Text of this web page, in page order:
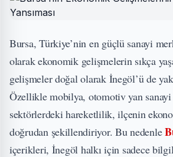
Bursa, Türkiye’nin en güçlü sanayi
olarak ekonomik gelişmelerin sıkça
gelişmeler doğal olarak İnegöl’ü de
Özellikle mobilya, otomotiv yan
sektörlerdeki hareketlilik, ilçenin
doğrudan şekillendiriyor. Bu nedenle
içerikleri, İnegöl halkı için sadece